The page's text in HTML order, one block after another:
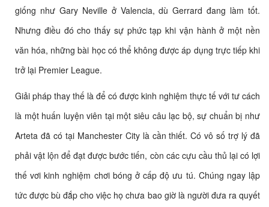
giống như Gary Neville ở Valencia, dù Gerrard đang làm tốt.
Nhưng điều đó cho thấy sự phức tạp khi vận hành ở một nền
văn hóa, những bài học có thể không được áp dụng trực tiếp khi
trở lại Premier League.
Giải pháp thay thế là để có được kinh nghiệm thực tế với tư cách
là một huấn luyện viên tại một siêu câu lạc bộ, sự chuẩn bị như
Arteta đã có tại Manchester City là cần thiết. Có vô số trợ lý đã
phải vật lộn để đạt được bước tiến, còn các cựu cầu thủ lại có lợi
thế vơi kinh nghiệm chơi bóng ở cấp độ ưu tú. Chúng ngay lập
tức được bù đắp cho việc họ chưa bao giờ là người đưa ra quyết